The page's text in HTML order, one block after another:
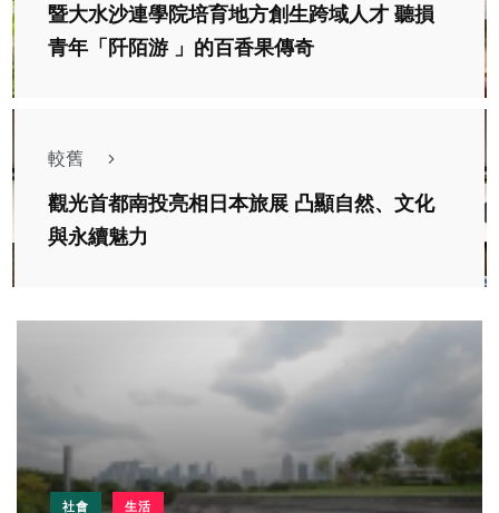
暨大水沙連學院培育地方創生跨域人才 聽損
青年「阡陌游 」的百香果傳奇
較舊
觀光首都南投亮相日本旅展 凸顯自然、文化
與永續魅力
社會 生活